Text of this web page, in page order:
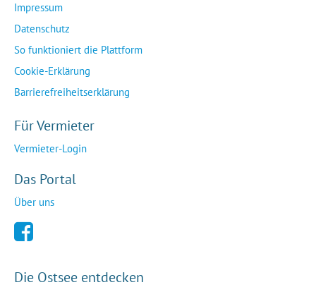
Impressum
Datenschutz
So funktioniert die Plattform
Cookie-Erklärung
Barrierefreiheitserklärung
Für Vermieter
Vermieter-Login
Das Portal
Über uns
Die Ostsee entdecken